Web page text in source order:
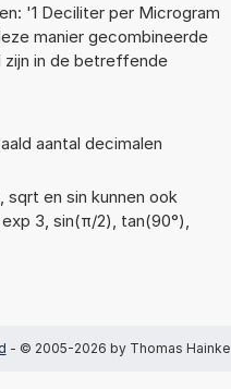
'1 Deciliter per Microgram
manier gecombineerde
zijn in de betreffende
aantal decimalen
en sin kunnen ook
3, sin(π/2), tan(90°),
- © 2005-2026 by Thomas Hainke